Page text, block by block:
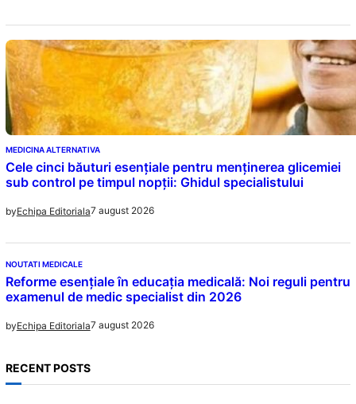
MEDICINA ALTERNATIVA
Cele cinci băuturi esențiale pentru menținerea glicemiei
sub control pe timpul nopții: Ghidul specialistului
byEchipa Editoriala7 august 2026
NOUTATI MEDICALE
Reforme esențiale în educația medicală: Noi reguli pentru
examenul de medic specialist din 2026
byEchipa Editoriala7 august 2026
RECENT POSTS